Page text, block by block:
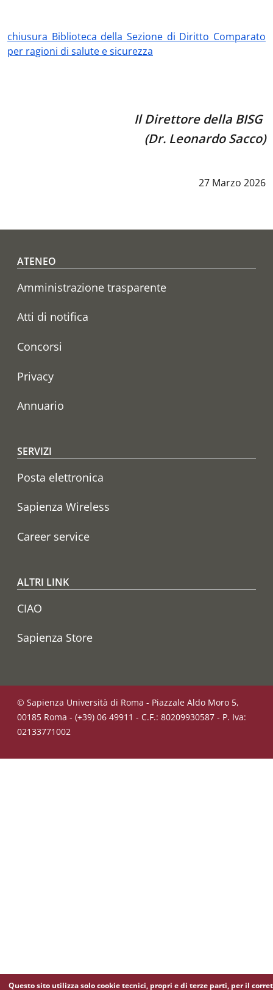
chiusura Biblioteca della Sezione di Diritto Comparato
per ragioni di salute e sicurezza
Il Direttore della BISG
(Dr. Leonardo Sacco)
Data notizia:
27 Marzo 2026
Footer menu
ATENEO
Amministrazione trasparente
Atti di notifica
Concorsi
Privacy
Annuario
SERVIZI
Posta elettronica
Sapienza Wireless
Career service
ALTRI LINK
CIAO
Sapienza Store
© Sapienza Università di Roma - Piazzale Aldo Moro 5,
00185 Roma - (+39) 06 49911 - C.F.: 80209930587 - P. Iva:
02133771002
Questo sito utilizza solo cookie tecnici, propri e di terze parti, per il